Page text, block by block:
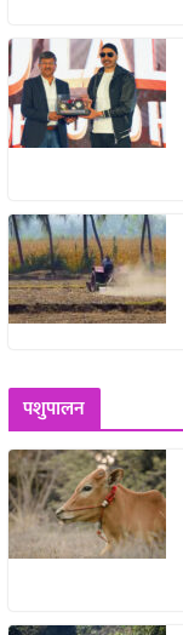
पशुपालन